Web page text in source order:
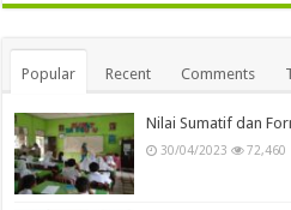
Popular Recent Comments
Nilai Sumatif dan
30/04/2023 72,460